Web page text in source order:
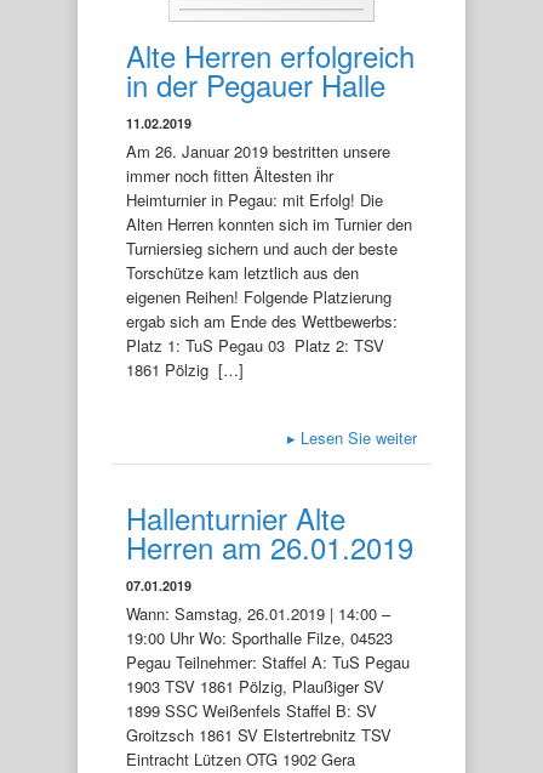
Alte Herren erfolgreich
in der Pegauer Halle
11.02.2019
Am 26. Januar 2019 bestritten unsere
immer noch fitten Ältesten ihr
Heimturnier in Pegau: mit Erfolg! Die
Alten Herren konnten sich im Turnier den
Turniersieg sichern und auch der beste
Torschütze kam letztlich aus den
eigenen Reihen! Folgende Platzierung
ergab sich am Ende des Wettbewerbs:
Platz 1: TuS Pegau 03 Platz 2: TSV
1861 Pölzig […]
▸ Lesen Sie weiter
Hallenturnier Alte
Herren am 26.01.2019
07.01.2019
Wann: Samstag, 26.01.2019 | 14:00 –
19:00 Uhr Wo: Sporthalle Filze, 04523
Pegau Teilnehmer: Staffel A: TuS Pegau
1903 TSV 1861 Pölzig, Plaußiger SV
1899 SSC Weißenfels Staffel B: SV
Groitzsch 1861 SV Elstertrebnitz TSV
Eintracht Lützen OTG 1902 Gera